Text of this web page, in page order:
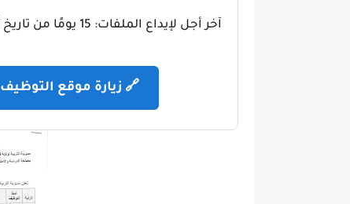
آخر أجل لإيداع الملفات: 15 يومًا من تاريخ أول نشر.
🔗 زيارة موقع التوظيف